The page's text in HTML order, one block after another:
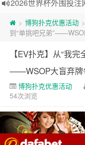
> 博狗扑克优惠活动 >
到“单挑吧兄弟
【EV扑克】从“我
——WSOP大盲弃牌
博狗扑克优惠活动
54次浏览